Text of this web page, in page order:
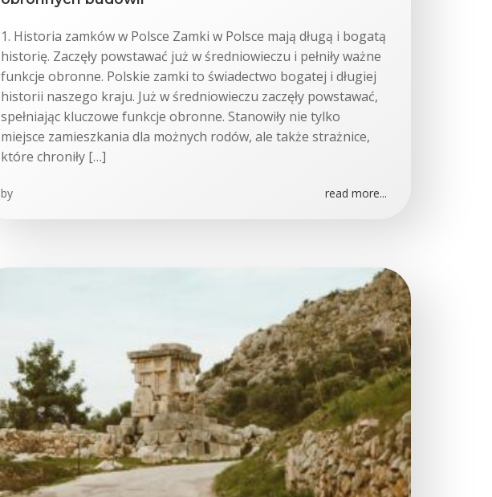
1. Historia zamków w Polsce Zamki w Polsce mają długą i bogatą
historię. Zaczęły powstawać już w średniowieczu i pełniły ważne
funkcje obronne. Polskie zamki to świadectwo bogatej i długiej
historii naszego kraju. Już w średniowieczu zaczęły powstawać,
spełniając kluczowe funkcje obronne. Stanowiły nie tylko
miejsce zamieszkania dla możnych rodów, ale także strażnice,
które chroniły […]
by read more...